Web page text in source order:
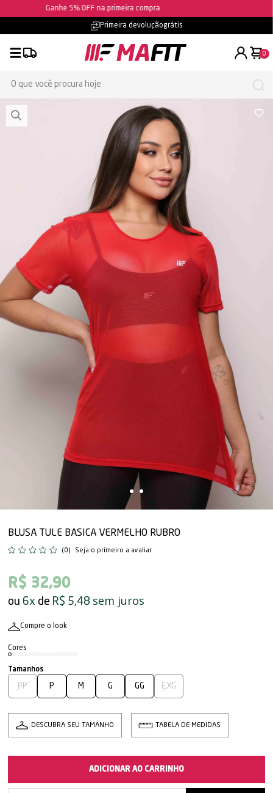
Ganhe 5% OFF na primeira compra
10x sem juros
0
BLUSA TULE BASICA VERMELHO RUBRO
(0) Seja o primeiro a avaliar
R$ 32,90
6x R$ 5,48 sem juros
Compre o look
PP P M G GG EXG
DESCUBRA SEU TAMANHO TABELA DE MEDIDAS
ADICIONAR AO CARRINHO